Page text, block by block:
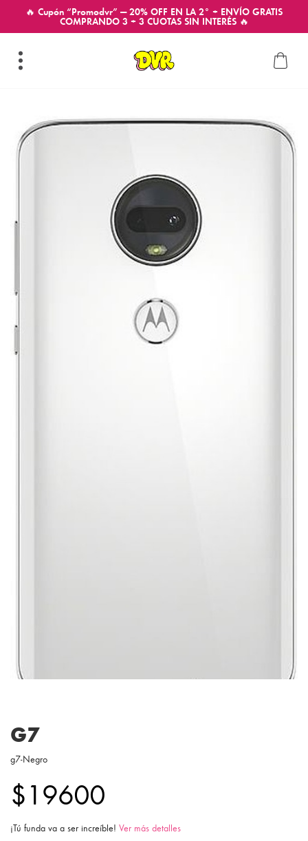
🔥 Cupón “Promodvr” — 20% OFF EN LA 2° + ENVÍO GRATIS
COMPRANDO 3 + 3 CUOTAS SIN INTERÉS 🔥
G7
g7-Negro
$19600
¡Tú funda va a ser increíble! Ver más detalles